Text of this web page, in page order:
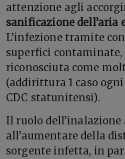
attenzione agli
sanificazione dell’aria
L’infezione tramite
superfici
riconosciuta come
(addirittura 1 caso
CDC statunitensi).
Il ruolo dell’inalazione
all’aumentare della
sorgente infetta, in